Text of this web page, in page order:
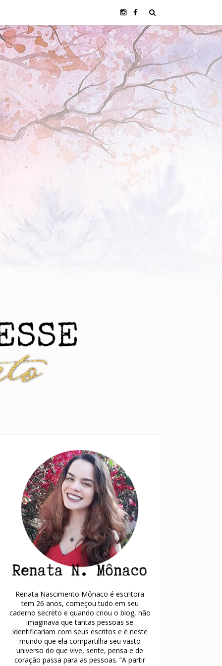
Renata Nascimento Mônaco é escritora
tem 26 anos, começou tudo em seu
caderno secreto e quando criou o blog, não
imaginava que tantas pessoas se
identificariam com seus escritos e é neste
mundo que ela compartilha seu vasto
universo do que vive, sente, pensa e de
coração passa para as pessoas. “A partir